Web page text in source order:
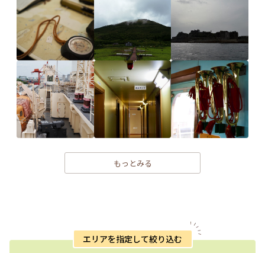
もっとみる
エリアを指定して絞り込む